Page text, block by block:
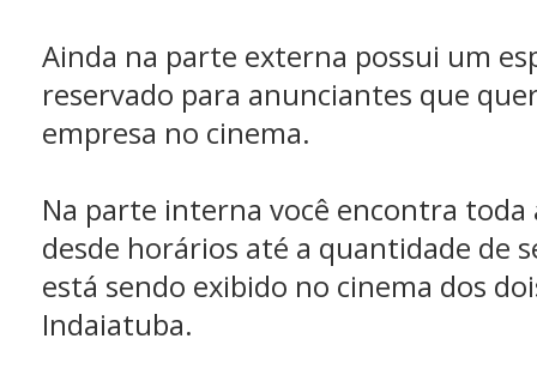
Ainda na parte externa possui um
reservado para anunciantes que
empresa no cinema.
Na parte interna você encontra toda
desde horários até a quantidade de
está sendo exibido no cinema dos
Indaiatuba.